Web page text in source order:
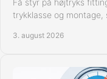
Få styr på højtryks
trykklasse og
3. august 2026